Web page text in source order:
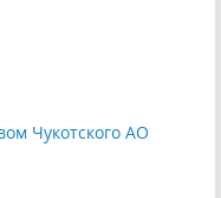
Чукотского АО